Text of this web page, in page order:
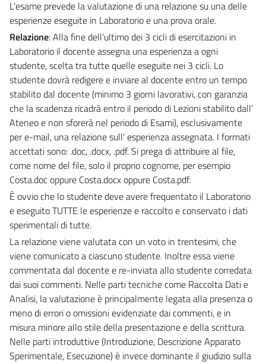
L'esame prevede la valutazione di una relazione su una delle
esperienze eseguite in Laboratorio e una prova orale.
Relazione: Alla fine dell’ultimo dei 3 cicli di esercitazioni in
Laboratorio il docente assegna una esperienza a ogni
studente, scelta tra tutte quelle eseguite nei 3 cicli. Lo
studente dovrà redigere e inviare al docente entro un tempo
stabilito dal docente (minimo 3 giorni lavorativi, con garanzia
che la scadenza ricadrà entro il periodo di Lezioni stabilito dall’
Ateneo e non sforerà nel periodo di Esami), esclusivamente
per e-mail, una relazione sull' esperienza assegnata. I formati
accettati sono: .doc, .docx, .pdf. Si prega di attribuire al file,
come nome del file, solo il proprio cognome, per esempio
Costa.doc oppure Costa.docx oppure Costa.pdf.
È ovvio che lo studente deve avere frequentato il Laboratorio
e eseguito TUTTE le esperienze e raccolto e conservato i dati
sperimentali di tutte.
La relazione viene valutata con un voto in trentesimi, che
viene comunicato a ciascuno studente. Inoltre essa viene
commentata dal docente e re-inviata allo studente corredata
dai suoi commenti. Nelle parti tecniche come Raccolta Dati e
Analisi, la valutazione è principalmente legata alla presenza o
meno di errori o omissioni evidenziate dai commenti, e in
misura minore allo stile della presentazione e della scrittura.
Nelle parti introduttive (Introduzione, Descrizione Apparato
Sperimentale, Esecuzione) è invece dominante il giudizio sulla